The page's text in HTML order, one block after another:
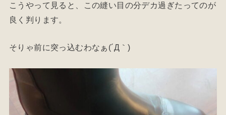
こうやって見ると、この縫い目の分デカ過ぎたってのが
良く判ります。
そりゃ前に突っ込むわなぁ(´Д｀)